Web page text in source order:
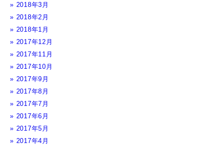
2018年3月
2018年2月
2018年1月
2017年12月
2017年11月
2017年10月
2017年9月
2017年8月
2017年7月
2017年6月
2017年5月
2017年4月